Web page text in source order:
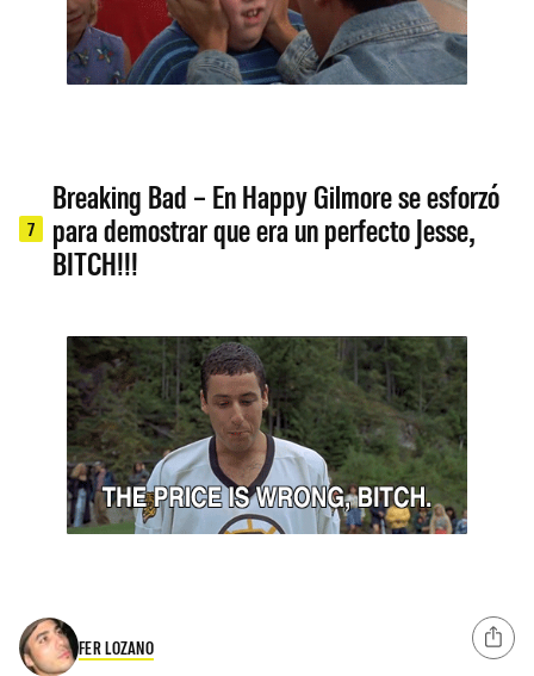
7
Breaking Bad – En Happy Gilmore se esforzó
para demostrar que era un perfecto Jesse,
BITCH!!!
FER LOZANO